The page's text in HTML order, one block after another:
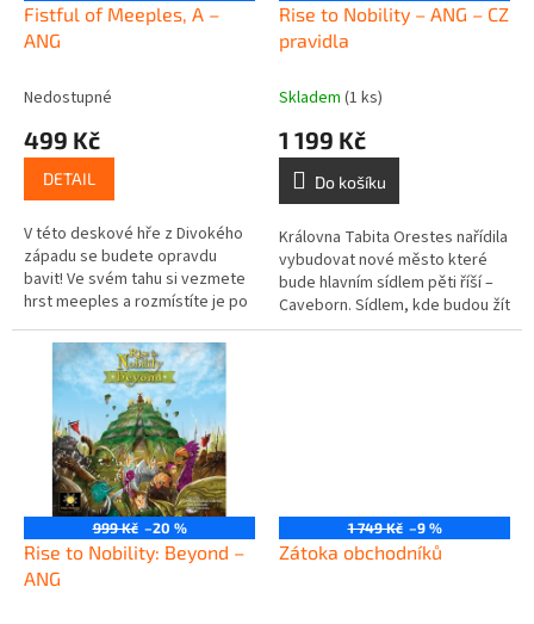
Fistful of Meeples, A –
ANG
Nedostupné
499 Kč
DETAIL
V této deskové hře z Divokého
západu se budete opravdu
bavit! Ve svém tahu si vezmete
hrst meeples a rozmístíte je po
ulici. Provádějte akce, jako jsou:
těžba zlata, budování...
Rise to Nobility – ANG – CZ
pravidla
Skladem (1 ks)
1 199 Kč
Do košíku
Královna Tabita Orestes nařídila
vybudovat nové město které
bude hlavním sídlem pěti říší –
Caveborn. Sídlem, kde budou žít
všechny národy v harmonii míru.
999 Kč –20 %
Rise to Nobility: Beyond –
ANG
1 749 Kč –9 %
Zátoka obchodníků